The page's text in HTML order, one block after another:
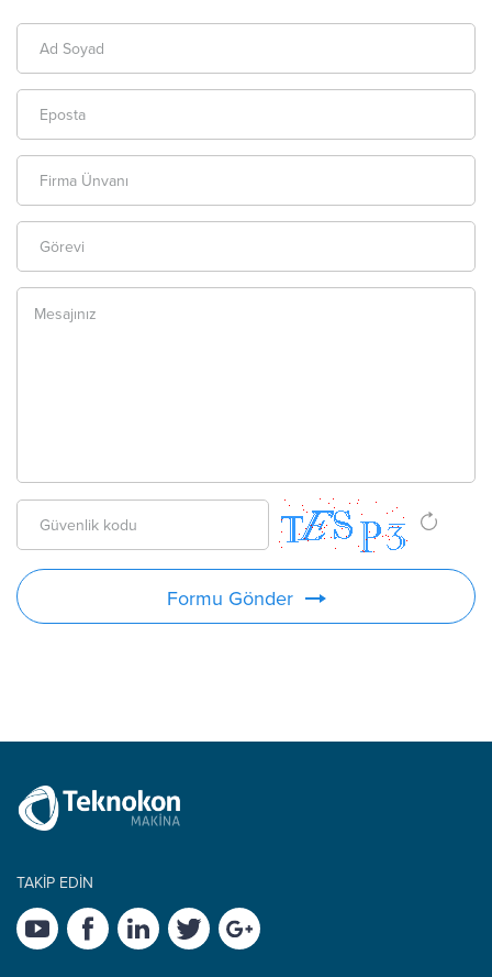
Formu Gönder
TAKİP EDİN